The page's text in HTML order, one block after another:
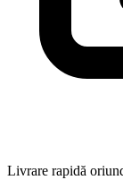
Livrare rapidă